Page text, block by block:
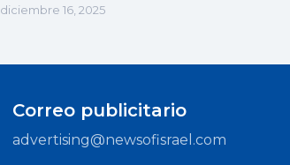
diciembre 16, 2025
Correo publicitario
advertising@newsofisrael.com